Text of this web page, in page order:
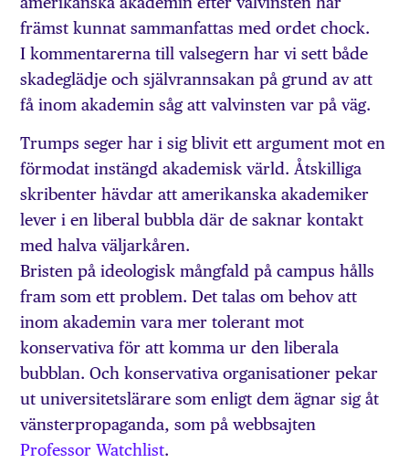
främst kunnat sammanfattas med ordet chock.
I kommentarerna till valsegern har vi sett både
skadeglädje och självrannsakan på grund av att
få inom akademin såg att valvinsten var på väg.
Trumps seger har i sig blivit ett argument mot en
förmodat instängd akademisk värld. Åtskilliga
skribenter hävdar att amerikanska akademiker
lever i en liberal bubbla där de saknar kontakt
med halva väljarkåren.
Bristen på ideologisk mångfald på campus hålls
fram som ett problem. Det talas om behov att
inom akademin vara mer tolerant mot
konservativa för att komma ur den liberala
bubblan. Och konservativa organisationer pekar
ut universitetslärare som enligt dem ägnar sig åt
vänsterpropaganda, som på webbsajten
Professor Watchlist.